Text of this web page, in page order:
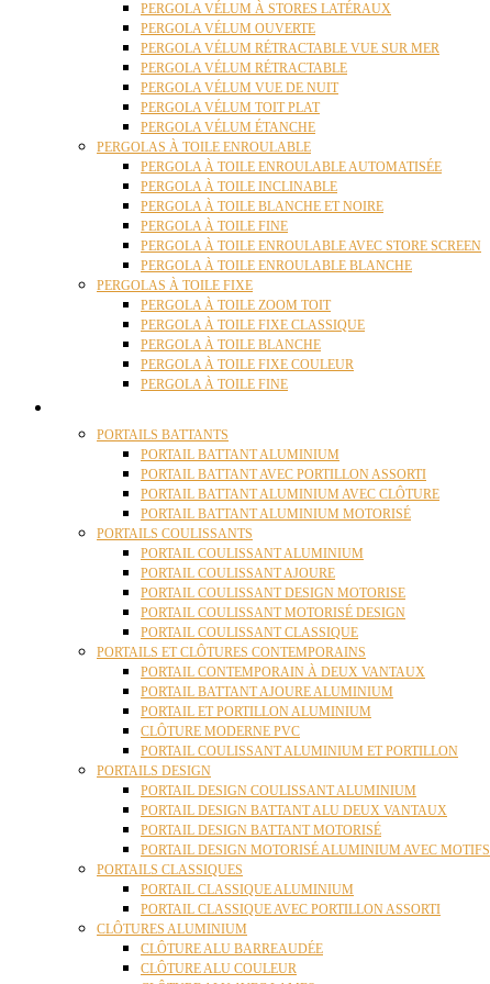
PERGOLA VÉLUM À STORES LATÉRAUX
PERGOLA VÉLUM OUVERTE
PERGOLA VÉLUM RÉTRACTABLE VUE SUR MER
PERGOLA VÉLUM RÉTRACTABLE
PERGOLA VÉLUM VUE DE NUIT
PERGOLA VÉLUM TOIT PLAT
PERGOLA VÉLUM ÉTANCHE
PERGOLAS À TOILE ENROULABLE
PERGOLA À TOILE ENROULABLE AUTOMATISÉE
PERGOLA À TOILE INCLINABLE
PERGOLA À TOILE BLANCHE ET NOIRE
PERGOLA À TOILE FINE
PERGOLA À TOILE ENROULABLE AVEC STORE SCREEN
PERGOLA À TOILE ENROULABLE BLANCHE
PERGOLAS À TOILE FIXE
PERGOLA À TOILE ZOOM TOIT
PERGOLA À TOILE FIXE CLASSIQUE
PERGOLA À TOILE BLANCHE
PERGOLA À TOILE FIXE COULEUR
PERGOLA À TOILE FINE
PORTAILS BATTANTS
PORTAIL BATTANT ALUMINIUM
PORTAIL BATTANT AVEC PORTILLON ASSORTI
PORTAIL BATTANT ALUMINIUM AVEC CLÔTURE
PORTAIL BATTANT ALUMINIUM MOTORISÉ
PORTAILS COULISSANTS
PORTAIL COULISSANT ALUMINIUM
PORTAIL COULISSANT AJOURE
PORTAIL COULISSANT DESIGN MOTORISE
PORTAIL COULISSANT MOTORISÉ DESIGN
PORTAIL COULISSANT CLASSIQUE
PORTAILS ET CLÔTURES CONTEMPORAINS
PORTAIL CONTEMPORAIN À DEUX VANTAUX
PORTAIL BATTANT AJOURE ALUMINIUM
PORTAIL ET PORTILLON ALUMINIUM
CLÔTURE MODERNE PVC
PORTAIL COULISSANT ALUMINIUM ET PORTILLON
PORTAILS DESIGN
PORTAIL DESIGN COULISSANT ALUMINIUM
PORTAIL DESIGN BATTANT ALU DEUX VANTAUX
PORTAIL DESIGN BATTANT MOTORISÉ
PORTAIL DESIGN MOTORISÉ ALUMINIUM AVEC MOTIFS
PORTAILS CLASSIQUES
PORTAIL CLASSIQUE ALUMINIUM
PORTAIL CLASSIQUE AVEC PORTILLON ASSORTI
CLÔTURES ALUMINIUM
CLÔTURE ALU BARREAUDÉE
CLÔTURE ALU COULEUR